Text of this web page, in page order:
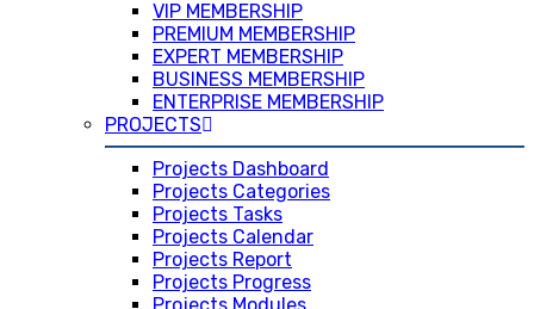
VIP MEMBERSHIP
PREMIUM MEMBERSHIP
EXPERT MEMBERSHIP
BUSINESS MEMBERSHIP
ENTERPRISE MEMBERSHIP
PROJECTS
Projects Dashboard
Projects Categories
Projects Tasks
Projects Calendar
Projects Report
Projects Progress